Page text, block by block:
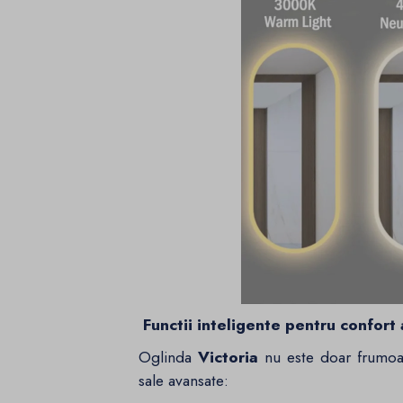
Functii inteligente pentru confort
OglindaVictoria nu este doar
sale avansate: